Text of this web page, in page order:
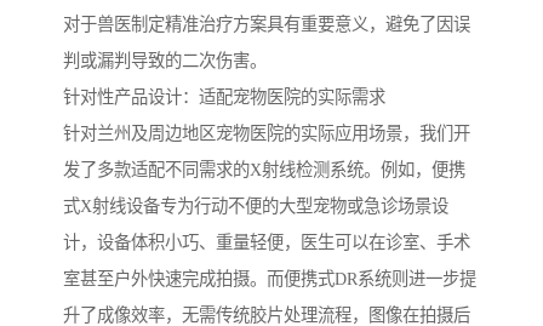
对于兽医制定精准治疗方案具有重要意义，避免了因误
判或漏判导致的二次伤害。
针对性产品设计：适配宠物医院的实际需求
针对兰州及周边地区宠物医院的实际应用场景，我们开
发了多款适配不同需求的X射线检测系统。例如，便携
式X射线设备专为行动不便的大型宠物或急诊场景设
计，设备体积小巧、重量轻便，医生可以在诊室、手术
室甚至户外快速完成拍摄。而便携式DR系统则进一步提
升了成像效率，无需传统胶片处理流程，图像在拍摄后